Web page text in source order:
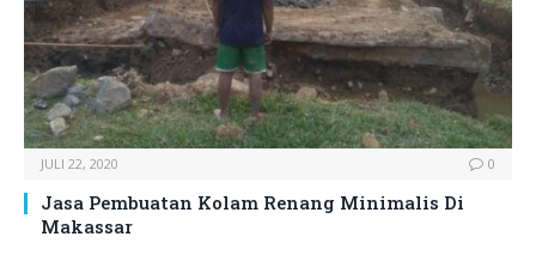
JULI 22, 2020 0
Jasa Pembuatan Kolam Renang Minimalis Di
Makassar